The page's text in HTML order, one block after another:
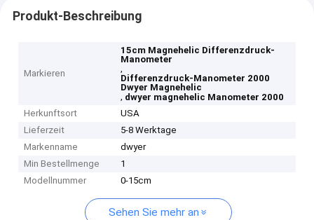
Produkt-Beschreibung
Markieren
15cm Magnehelic Differenzdruck-
Manometer
,
Differenzdruck-Manometer 2000
Dwyer Magnehelic
, dwyer magnehelic Manometer 2000
Herkunftsort
USA
Lieferzeit
5-8 Werktage
Markenname
dwyer
Min Bestellmenge
1
Modellnummer
0-15cm
Sehen Sie mehr an